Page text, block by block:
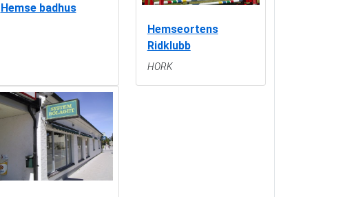
Hemse badhus
Hemseortens
Ridklubb
HORK